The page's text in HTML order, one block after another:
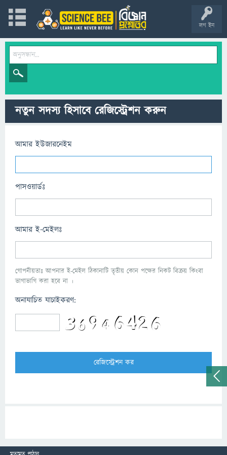
লগ ইন
নতুন সদস্য হিসাবে রেজিস্ট্রেশন করুন
আমার ইউজারনেইম
পাসওয়ার্ডঃ
আমার ই-মেইলঃ
গোপনীয়তাঃ আপনার ই-মেইল ঠিকানাটি তৃতীয় কোন পক্ষের নিকট বিক্রয় কিংবা
ভাগাভাগি করা হবে না ।
অনাযাচিত যাচাইকরণ: